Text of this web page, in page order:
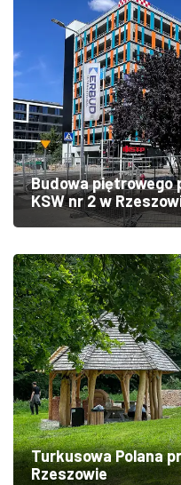
Budowa piętrowego
KSW nr 2 w
Turkusowa Polana
Rzeszowie